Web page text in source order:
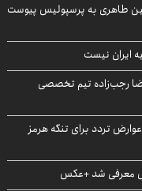
طاهری به پرسپولیس پیوست
ایران نیست
رجب‌زاده تیم تخصصی
تردد برای تنگه هرمز
معرفی شد +عکس